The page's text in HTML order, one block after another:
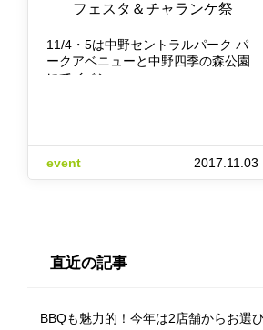
フェスタ＆チャランケ祭
11/4・5は中野セントラルパーク パ
ークアベニューと中野四季の森公園
にてイベン…
event 2017.11.03
直近の記事
BBQも魅力的！今年は2店舗からお選